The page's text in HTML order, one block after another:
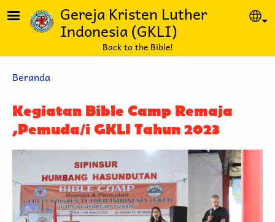
Lompat ke isi utamaGereja Kristen Luther
Indonesia (GKLI)
Back to the Bible!
Breadcrumb
Beranda
Kegiatan Bible Camp Remaja
,Pemuda/i GKLI Tahun 2023